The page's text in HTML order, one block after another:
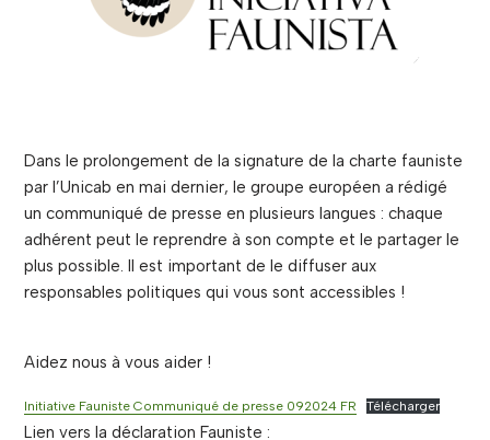
Dans le prolongement de la signature de la charte fauniste
par l’Unicab en mai dernier, le groupe européen a rédigé
un communiqué de presse en plusieurs langues : chaque
adhérent peut le reprendre à son compte et le partager le
plus possible. Il est important de le diffuser aux
responsables politiques qui vous sont accessibles !
Aidez nous à vous aider !
Initiative Fauniste Communiqué de presse 092024 FR Télécharger
Lien vers la déclaration Fauniste :